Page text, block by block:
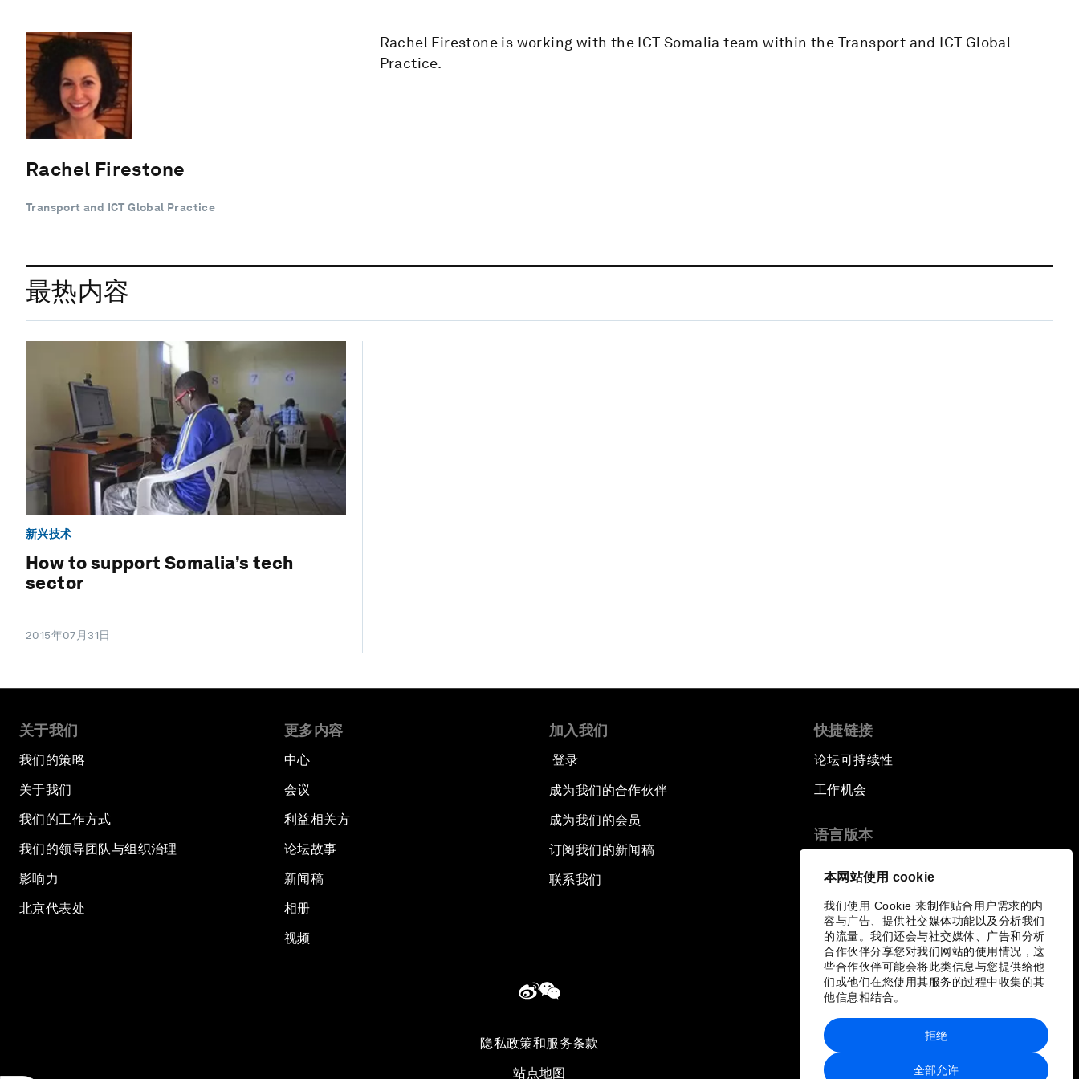
本网站使用 cookie
我们使用 Cookie 来制作贴合用户需求的内
容与广告、提供社交媒体功能以及分析我们
的流量。我们还会与社交媒体、广告和分析
合作伙伴分享您对我们网站的使用情况，这
些合作伙伴可能会将此类信息与您提供给他
们或他们在您使用其服务的过程中收集的其
他信息相结合。
全部允许
拒绝
Rachel Firestone
Transport and ICT Global Practice
Rachel Firestone is working with the ICT Somalia team within the Transport and ICT Global
Practice.
最热内容
新兴技术
How to support Somalia’s tech
sector
2015年07月31日
关于我们
我们的策略
关于我们
我们的工作方式
我们的领导团队与组织治理
影响力
北京代表处
更多内容
中心
会议
利益相关方
论坛故事
新闻稿
相册
视频
加入我们
登录
成为我们的合作伙伴
成为我们的会员
订阅我们的新闻稿
联系我们
快捷链接
论坛可持续性
工作机会
语言版本
隐私政策和服务条款
站点地图